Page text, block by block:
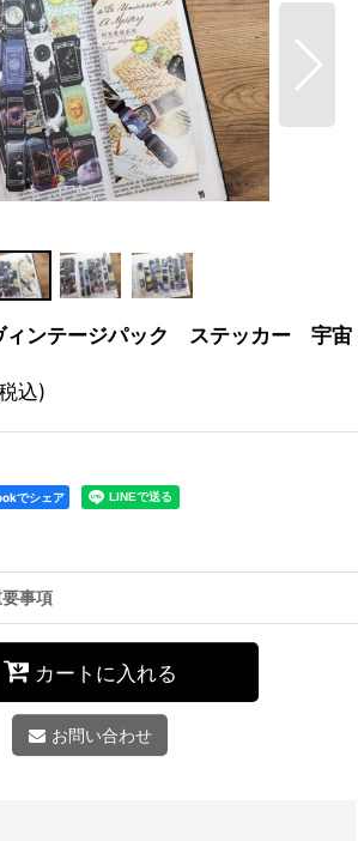
ィンテージパック ステッカー 宇宙
込)
でシェア
事項
カートに入れる
お問い合わせ